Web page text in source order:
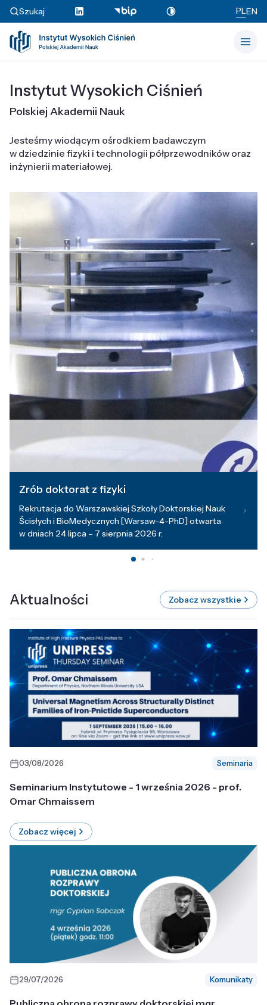
Szukaj PLEN
Instytut Wysokich Ciśnień
Polskiej Akademii Nauk
Jesteśmy wiodącym ośrodkiem badawczym
w dziedzinie fizyki i technologii półprzewodników oraz
inżynierii materiałowej.
Zrób doktorat z fizyki
Rekrutacja do Warszawskiej Szkoły Doktorskiej Nauk
Ścisłych i BioMedycznych [Warsaw-4-PhD] otwarta
w dniach 24 lipca – 7 sierpnia 2026 r.
Aktualności Zobacz wszystkie
03/08/2026 Seminaria
Seminarium Instytutowe - 1 września 2026 - prof.
Omar Chmaissem
Zobacz więcej
29/07/2026 Komunikaty